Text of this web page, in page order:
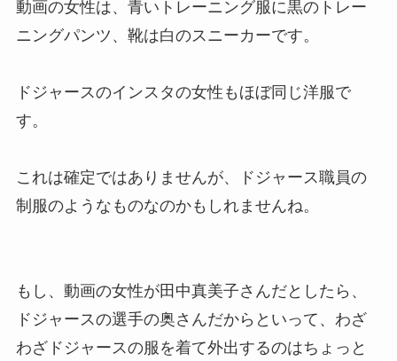
動画の女性は、青いトレーニング服に黒のトレー
ニングパンツ、靴は白のスニーカーです。
ドジャースのインスタの女性もほぼ同じ洋服で
す。
これは確定ではありませんが、ドジャース職員の
制服のようなものなのかもしれませんね。
もし、動画の女性が田中真美子さんだとしたら、
ドジャースの選手の奥さんだからといって、わざ
わざドジャースの服を着て外出するのはちょっと